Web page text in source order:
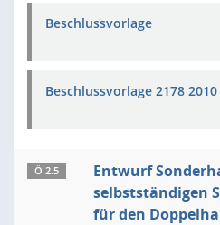
Beschlussvorlage
Beschlussvorlage 2178 2010
Ö 2.5
Entwurf
selbstständigen
für den